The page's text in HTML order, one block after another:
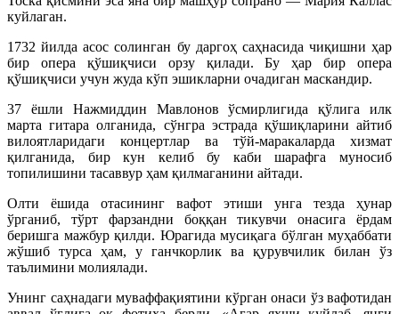
куйлаган.
1732 йилда асос солинган бу даргоҳ саҳнасида чиқишни ҳар
бир опера қўшиқчиси орзу қилади. Бу ҳар бир опера
қўшиқчиси учун жуда кўп эшикларни очадиган маскандир.
37 ёшли Нажмиддин Мавлонов ўсмирлигида қўлига илк
марта гитара олганида, сўнгра эстрада қўшиқларини айтиб
вилоятларидаги концертлар ва тўй-маракаларда хизмат
қилганида, бир кун келиб бу каби шарафга муносиб
топилишини тасаввур ҳам қилмаганини айтади.
Олти ёшида отасининг вафот этиши унга тезда ҳунар
ўрганиб, тўрт фарзандни боққан тикувчи онасига ёрдам
беришга мажбур қилди. Юрагида мусиқага бўлган муҳаббати
жўшиб турса ҳам, у ганчкорлик ва қурувчилик билан ўз
таълимини молиялади.
Унинг саҳнадаги муваффақиятини кўрган онаси ўз вафотидан